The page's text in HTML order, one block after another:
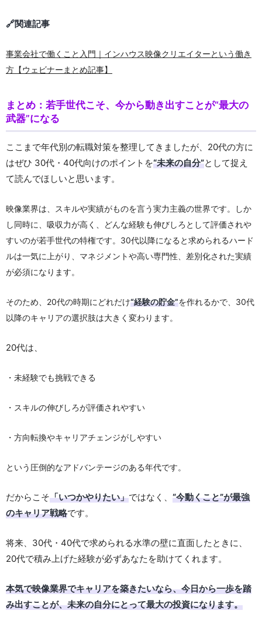
🔗関連記事
事業会社で働くこと入門｜インハウス映像クリエイターという働き
方【ウェビナーまとめ記事】
まとめ：若手世代こそ、今から動き出すことが“最大の
武器”になる
ここまで年代別の転職対策を整理してきましたが、20代の方に
はぜひ 30代・40代向けのポイントを“未来の自分”として捉え
て読んでほしいと思います。
映像業界は、スキルや実績がものを言う実力主義の世界です。しか
し同時に、吸収力が高く、どんな経験も伸びしろとして評価されや
すいのが若手世代の特権です。 30代以降になると求められるハード
ルは一気に上がり、マネジメントや高い専門性、差別化された実績
が必須になります。
そのため、20代の時期にどれだけ“経験の貯金”を作れるかで、30代
以降のキャリアの選択肢は大きく変わります。
20代は、
・未経験でも挑戦できる
・スキルの伸びしろが評価されやすい
・方向転換やキャリアチェンジがしやすい
という圧倒的なアドバンテージのある年代です。
だからこそ「いつかやりたい」ではなく、 “今動くこと”が最強
のキャリア戦略です。
将来、30代・40代で求められる水準の壁に直面したときに、
20代で積み上げた経験が必ずあなたを助けてくれます。
本気で映像業界でキャリアを築きたいなら、今日から一歩を踏
み出すことが、未来の自分にとって最大の投資になります。